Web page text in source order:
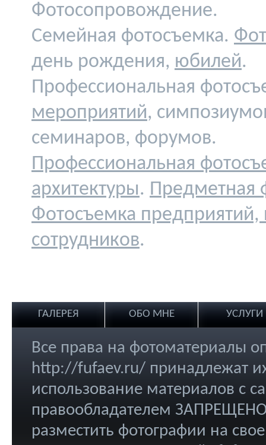
Фотосопровождение.
Семейная фотосъемка.
день рождения, юбилей.
Профессиональная
мероприятий,
семинаров, форумов.
Профессиональная
архитектуры. Предметная
Фотосъемка
сотрудников.
ГАЛЕРЕЯ ОБО МНЕ УСЛУГИ
Все права на фотоматериалы
http://fufaev.ru/ принадлежат
использование материалов с
правообладателем
разместить фотографии на